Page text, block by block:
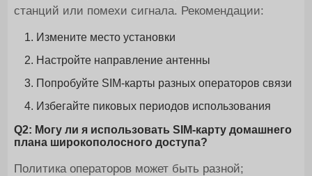
станций или помехи сигнала. Рекомендации:
Измените место установки
Настройте направление антенны
Попробуйте SIM-карты разных операторов связи
Избегайте пиковых периодов использования
Q2: Могу ли я использовать SIM-карту домашнего
плана широкополосного доступа?
Политика операторов может быть разной;